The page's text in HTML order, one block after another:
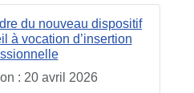
du nouveau dispositif
à vocation d’insertion
: 20 avril 2026